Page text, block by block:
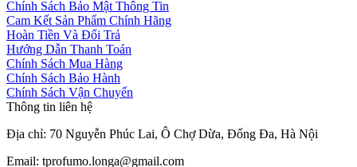
Chính Sách Bảo Mật Thông Tin
Cam Kết Sản Phẩm Chính Hãng
Hoàn Tiền Và Đổi Trả
Hướng Dẫn Thanh Toán
Chính Sách Mua Hàng
Chính Sách Bảo Hành
Chính Sách Vận Chuyển
Thông tin liên hệ
Địa chỉ: 70 Nguyễn Phúc Lai, Ô Chợ Dừa, Đống Đa, Hà Nội
Email: tprofumo.longa@gmail.com